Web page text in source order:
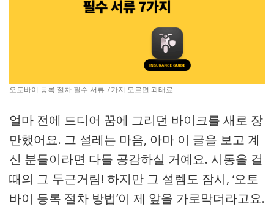
오토바이 등록 절차 필수 서류 7가지 모르면 과태료
얼마 전에 드디어 꿈에 그리던 바이크를 새로 장
만했어요. 그 설레는 마음, 아마 이 글을 보고 계
신 분들이라면 다들 공감하실 거예요. 시동을 걸
때의 그 두근거림! 하지만 그 설렘도 잠시, ‘오토
바이 등록 절차 방법’이 제 앞을 가로막더라고요.